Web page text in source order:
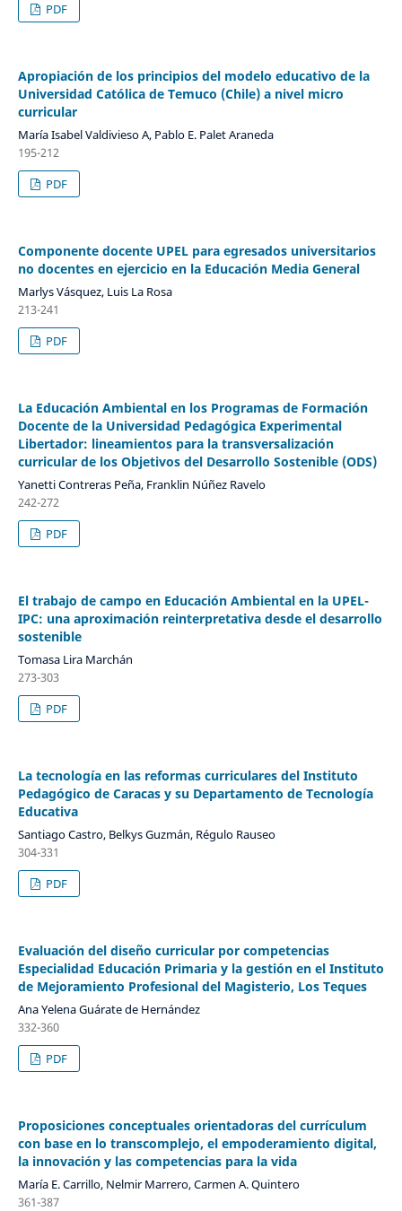
PDF
Apropiación de los principios del modelo educativo de la
Universidad Católica de Temuco (Chile) a nivel micro
curricular
María Isabel Valdivieso A, Pablo E. Palet Araneda
195-212
PDF
Componente docente UPEL para egresados universitarios
no docentes en ejercicio en la Educación Media General
Marlys Vásquez, Luis La Rosa
213-241
PDF
La Educación Ambiental en los Programas de Formación
Docente de la Universidad Pedagógica Experimental
Libertador: lineamientos para la transversalización
curricular de los Objetivos del Desarrollo Sostenible (ODS)
Yanetti Contreras Peña, Franklin Núñez Ravelo
242-272
PDF
El trabajo de campo en Educación Ambiental en la UPEL-
IPC: una aproximación reinterpretativa desde el desarrollo
sostenible
Tomasa Lira Marchán
273-303
PDF
La tecnología en las reformas curriculares del Instituto
Pedagógico de Caracas y su Departamento de Tecnología
Educativa
Santiago Castro, Belkys Guzmán, Régulo Rauseo
304-331
PDF
Evaluación del diseño curricular por competencias
Especialidad Educación Primaria y la gestión en el Instituto
de Mejoramiento Profesional del Magisterio, Los Teques
Ana Yelena Guárate de Hernández
332-360
PDF
Proposiciones conceptuales orientadoras del currículum
con base en lo transcomplejo, el empoderamiento digital,
la innovación y las competencias para la vida
María E. Carrillo, Nelmir Marrero, Carmen A. Quintero
361-387